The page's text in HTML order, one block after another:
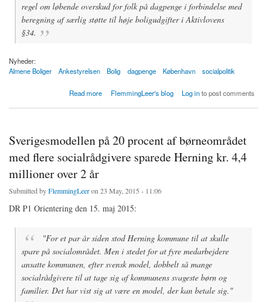
regel om løbende overskud for folk på dagpenge i forbindelse med
beregning af særlig støtte til høje boligudgifter i Aktivlovens
§34.
Nyheder:
Almene Boliger
Ankestyrelsen Bolig dagpenge København socialpolitik
Read more
about Særlig støtte: Københavns kommunes løbende overskud ved dagpenge underkendt
FlemmingLeer's blog Log into post comments
Sverigesmodellen på 20 procent af børneområdet
med flere socialrådgivere sparede Herning kr. 4,4
millioner over 2 år
Submitted byFlemmingLeeron 23 May, 2015 - 11:06
DR P1 Orientering den 15. maj 2015:
"For et par år siden stod Herning kommune til at skulle
spare på socialområdet. Men i stedet for at fyre medarbejdere
ansatte kommunen, efter svensk model, dobbelt så mange
socialrådgivere til at tage sig af kommunens svageste børn og
familier. Det har vist sig at være en model, der kan betale sig."